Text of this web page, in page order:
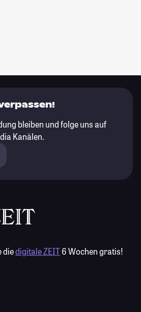
bleiben und folge uns auf
Kanälen.
diedigitale ZEIT6 Wochen gratis!